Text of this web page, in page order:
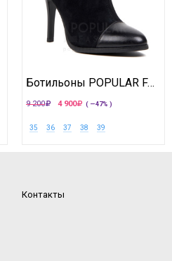
Ботильоны POPULAR FASHION
9 200 4 900 ( —47% )
35 36 37 38 39
Контакты